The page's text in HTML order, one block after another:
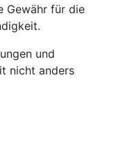
Gewähr für die
und
nicht anders